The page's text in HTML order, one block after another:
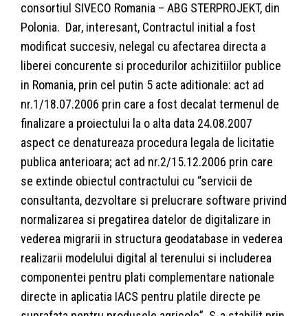
consortiul SIVECO Romania – ABG STERPROJEKT, din
Polonia. Dar, interesant, Contractul initial a fost
modificat succesiv, nelegal cu afectarea directa a
liberei concurente si procedurilor achizitiilor publice
in Romania, prin cel putin 5 acte aditionale: act ad
nr.1/18.07.2006 prin care a fost decalat termenul de
finalizare a proiectului la o alta data 24.08.2007
aspect ce denatureaza procedura legala de licitatie
publica anterioara; act ad nr.2/15.12.2006 prin care
se extinde obiectul contractului cu “servicii de
consultanta, dezvoltare si prelucrare software privind
normalizarea si pregatirea datelor de digitalizare in
vederea migrarii in structura geodatabase in vederea
realizarii modelului digital al terenului si includerea
componentei pentru plati complementare nationale
directe in aplicatia IACS pentru platile directe pe